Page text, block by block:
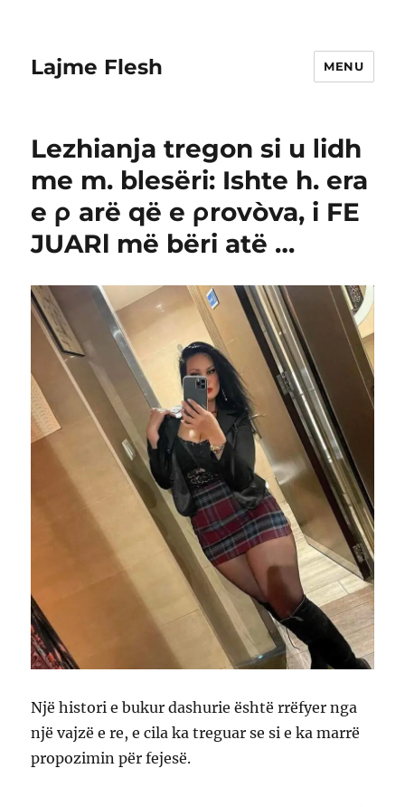
Lajme Flesh MENU
Lezhianja tregon si u Ιidh
me m. bΙesëri: Ishte h. era
e ρ arë që e ρrovòva, i FE
JUARl më bëri atë …
Një histori e bukur dashurie është rrëfyer nga
një vajzë e re, e cila ka treguar se si e ka marrë
propozimin për fejesë.